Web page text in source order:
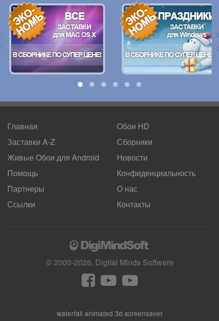
Главная
Заставки A-Z
Живые Обои для Android
Обои HD
Сборники
Новости
Помощь
Партнеры
Ссылки
Конфиденциальность
О нас
Контакты
© 2000-2026, Digital Minds Software
waterfall animated 3d screensaver